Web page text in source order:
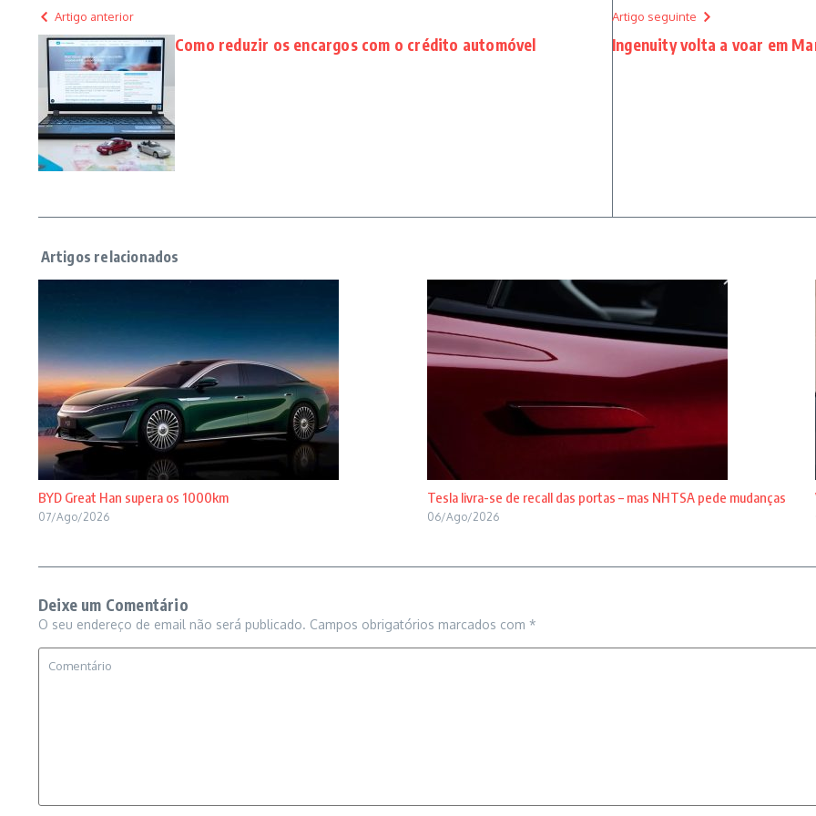
Artigo anterior
Como reduzir os encargos com o crédito automóvel
Artigo seguinte
Ingenuity volta a voar em
BYD Great Han supera os 1000km
07/Ago/2026
Tesla livra-se de recall das portas – mas NHTSA pede mudanças
06/Ago/2026
Deixe um Comentário
O seu endereço de email não será publicado. Campos obrigatórios marcados com *